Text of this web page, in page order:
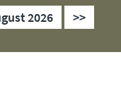
2026 >>